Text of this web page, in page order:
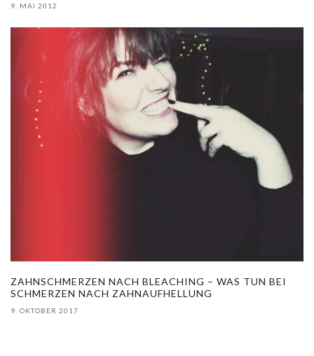
9. MAI 2012
ZAHNSCHMERZEN NACH BLEACHING – WAS TUN BEI
SCHMERZEN NACH ZAHNAUFHELLUNG
9. OKTOBER 2017